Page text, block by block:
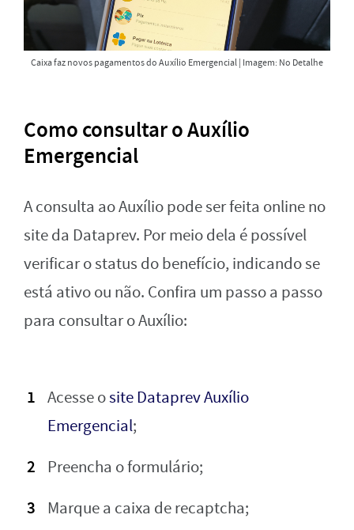
Caixa faz novos pagamentos do Auxílio Emergencial | Imagem: No Detalhe
Como consultar o Auxílio
Emergencial
A consulta ao Auxílio pode ser feita online no
site da Dataprev. Por meio dela é possível
verificar o status do benefício, indicando se
está ativo ou não. Confira um passo a passo
para consultar o Auxílio:
Acesse osite Dataprev Auxílio
Emergencial;
Preencha o formulário;
Marque a caixa de recaptcha;